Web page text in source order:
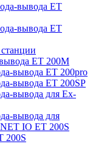
вывода ET
вывода ET
ET 200M
вывода ET 200pro
вывода ET 200SP
вывода для Ex-
вывода для
IO ET 200S
200S